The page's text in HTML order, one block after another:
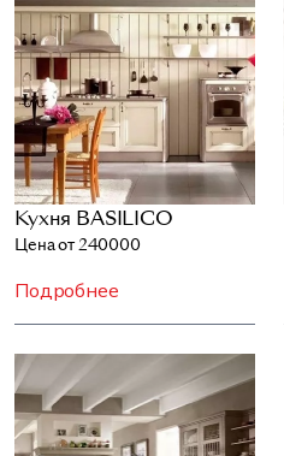
Кухня BASILICO
Цена от 240000
Подробнее